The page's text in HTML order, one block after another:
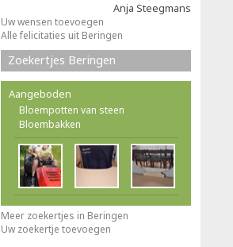
Anja Steegmans
Uw wensen toevoegen
Alle felicitaties uit Beringen
Zoekertjes Beringen
Aangeboden
Bloempotten van steen
Bloembakken
Meer zoekertjes in Beringen
Uw zoekertje toevoegen